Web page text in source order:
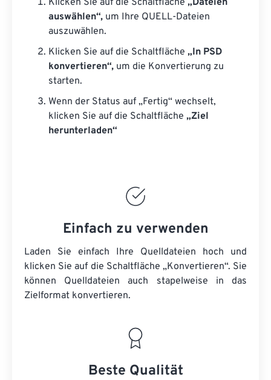
Klicken Sie auf die Schaltfläche „Dateien
auswählen“, um Ihre QUELL-Dateien
auszuwählen.
Klicken Sie auf die Schaltfläche „In PSD
konvertieren“, um die Konvertierung zu
starten.
Wenn der Status auf „Fertig“ wechselt,
klicken Sie auf die Schaltfläche „Ziel
herunterladen“
Einfach zu verwenden
Laden Sie einfach Ihre Quelldateien hoch und
klicken Sie auf die Schaltfläche „Konvertieren“. Sie
können Quelldateien auch stapelweise in das
Zielformat konvertieren.
Beste Qualität